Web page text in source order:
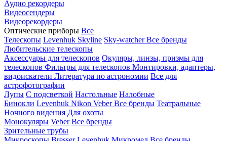
Аудио рекордеры
Видеосендеры
Видеорекордеры
Оптические приборы Все
Телескопы Levenhuk Skyline Sky-watcherВсе бренды
Любительские телескопы
Аксессуары для телескопов Окуляры, линзы, призмы для
телескопов Фильтры для телескопов Монтировки, адаптеры,
видоискатели Литература по астрономии Все для
астрофотографии
Лупы С подсветкой Настольные Налобные
Бинокли Levenhuk Nikon VeberВсе бренды Театральные
Ночного видения Для охоты
Монокуляры Veber Все бренды
Зрительные трубы